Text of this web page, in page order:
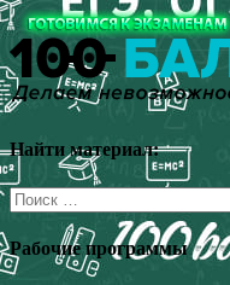
Перейти
к
содержимому
Найти материал:
Поиск
для:
Рабочие программы